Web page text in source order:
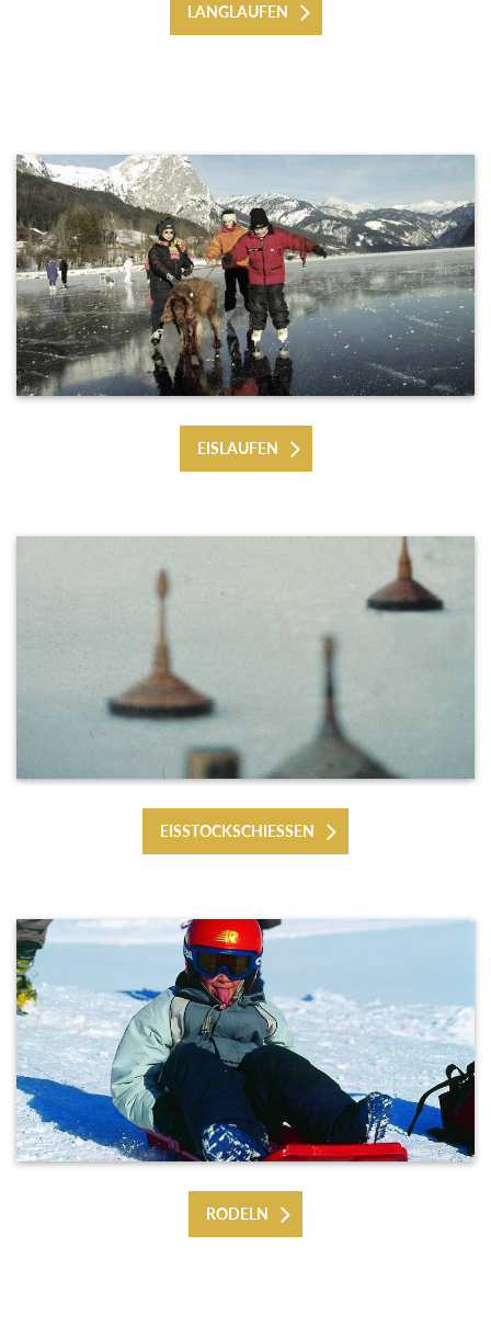
LANGLAUFEN
EISLAUFEN
EISSTOCKSCHIESSEN
RODELN